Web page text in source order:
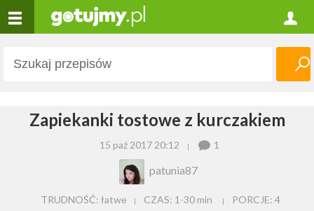
Zapiekanki tostowe z kurczakiem
15 paź 2017 20:12 1
patunia87
TRUDNOŚĆ: łatwe CZAS: 1-30 min PORCJE: 4